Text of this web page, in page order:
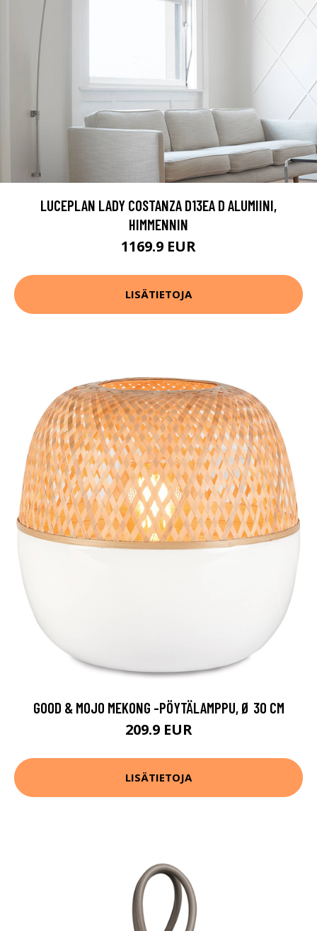
LUCEPLAN LADY COSTANZA D13EA D ALUMIINI,
HIMMENNIN
1169.9 EUR
LISÄTIETOJA
GOOD & MOJO MEKONG -PÖYTÄLAMPPU, Ø 30 CM
209.9 EUR
LISÄTIETOJA